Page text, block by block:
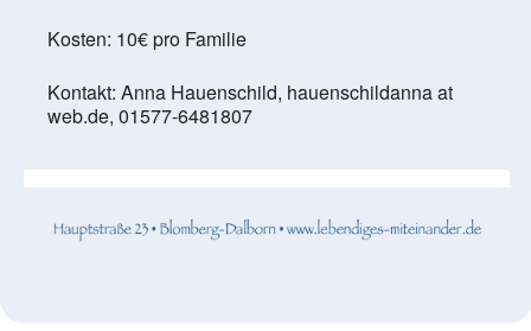
Kosten: 10€ pro Familie
Kontakt: Anna Hauenschild, hauenschildanna at
web.de, 01577-6481807